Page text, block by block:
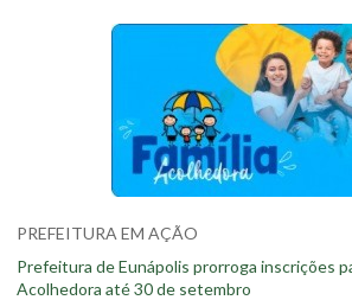
PREFEITURA EM AÇÃO
Prefeitura de Eunápolis prorroga inscrições
Acolhedora até 30 de setembro